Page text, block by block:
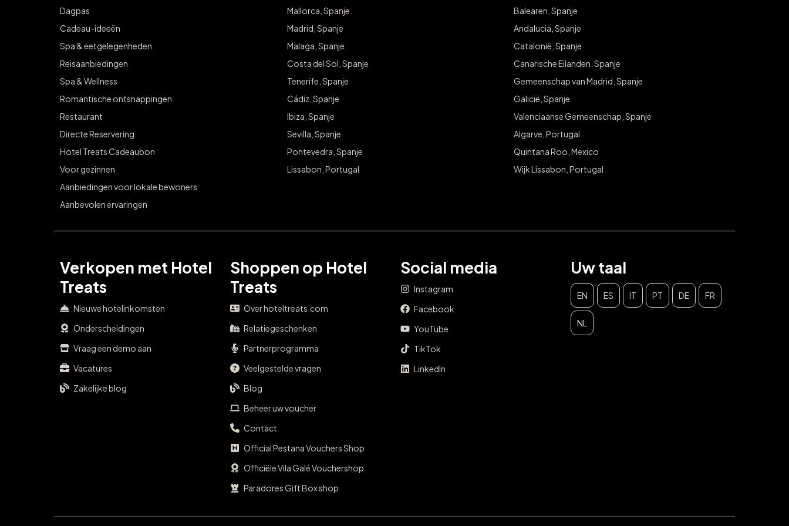
Dagpas
Cadeau-ideeën
Spa & eetgelegenheden
Reisaanbiedingen
Spa & Wellness
Romantische ontsnappingen
Restaurant
Directe Reservering
Hotel Treats Cadeaubon
Voor gezinnen
Aanbiedingen voor lokale bewoners
Aanbevolen ervaringen
Mallorca, Spanje
Madrid, Spanje
Malaga, Spanje
Costa del Sol, Spanje
Tenerife, Spanje
Cádiz, Spanje
Ibiza, Spanje
Sevilla, Spanje
Pontevedra, Spanje
Lissabon, Portugal
Balearen, Spanje
Andalucia, Spanje
Catalonië, Spanje
Canarische Eilanden, Spanje
Gemeenschap van Madrid, Spanje
Galicië, Spanje
Valenciaanse Gemeenschap, Spanje
Algarve, Portugal
Quintana Roo, Mexico
Wijk Lissabon, Portugal
Verkopen met Hotel
Treats
Nieuwe hotelinkomsten
Onderscheidingen
Vraag een demo aan
Vacatures
Zakelijke blog
Shoppen op Hotel
Treats
Over hoteltreats.com
Relatiegeschenken
Partnerprogramma
Veelgestelde vragen
Blog
Beheer uw voucher
Contact
Official Pestana Vouchers Shop
Officiële Vila Galé Vouchershop
Paradores Gift Box shop
Social media
Instagram
Facebook
YouTube
TikTok
LinkedIn
Uw taal
EN ES IT PT DE FR
NL